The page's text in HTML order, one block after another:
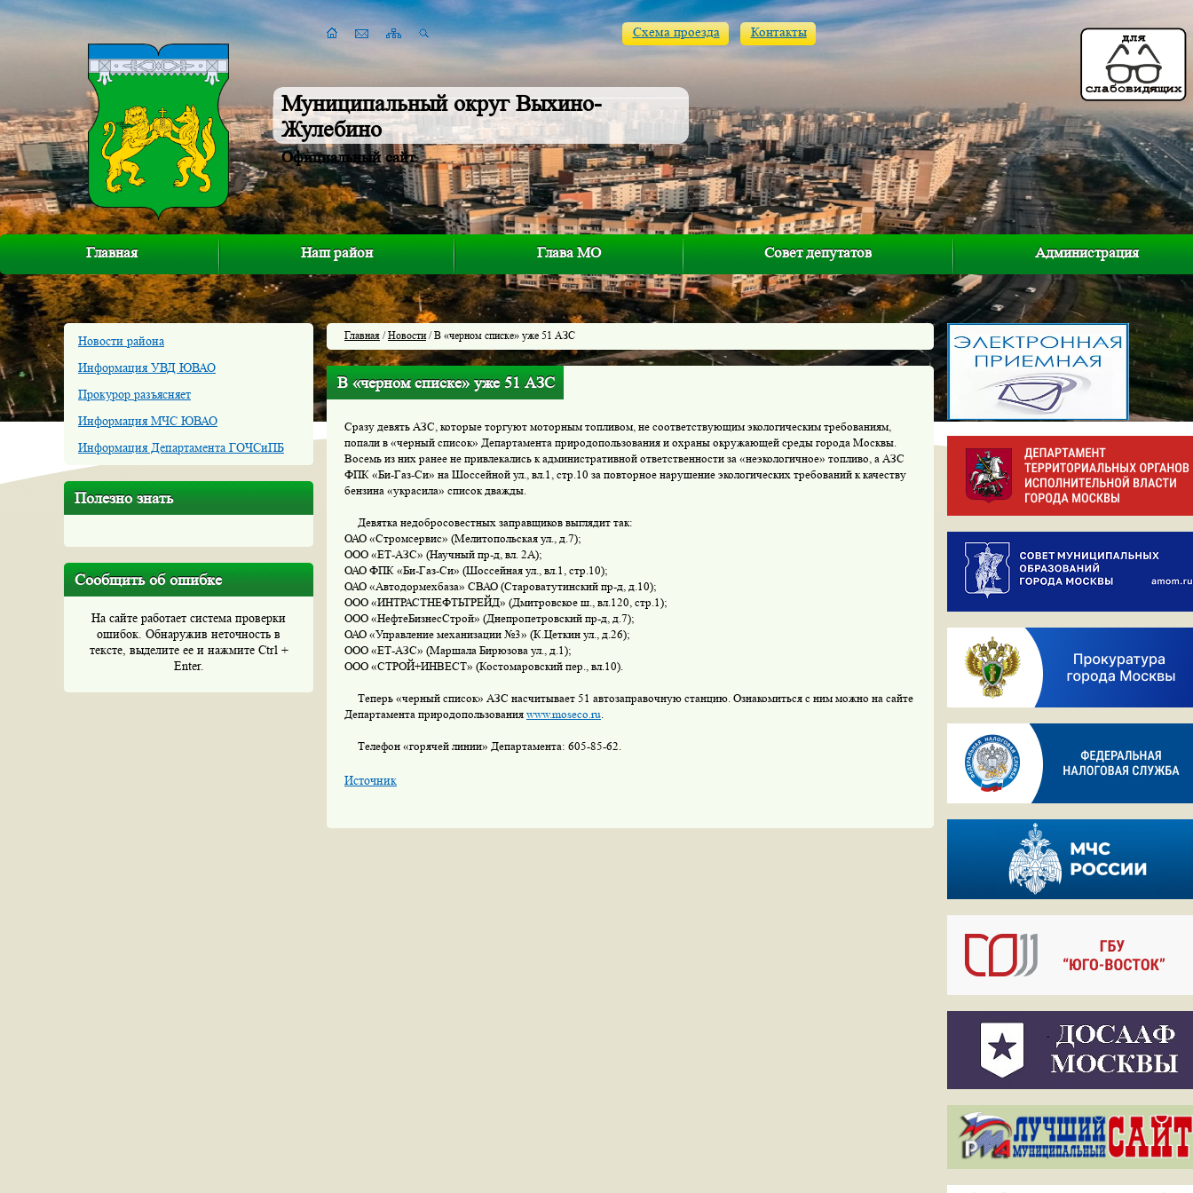
Муниципальный округ Выхино-
Жулебино
Официальный сайт
Схема проезда Контакты
Главная Наш район Глава МО Совет депутатов Администрация
Новости района
Информация УВД ЮВАО
Прокурор разъясняет
Информация МЧС ЮВАО
Информация Департамента ГОЧСиПБ
Полезно знать
Сообщить об ошибке
На сайте работает система проверки
ошибок. Обнаружив неточность в
тексте, выделите ее и нажмите Ctrl +
Enter.
Главная /Новости/ В «черном списке» уже 51 АЗС
В «черном списке» уже 51 АЗС
Сразу девять АЗС, которые торгуют моторным топливом, не соответствующим экологическим требованиям,
попали в «черный список» Департамента природопользования и охраны окружающей среды города Москвы.
Восемь из них ранее не привлекались к административной ответственности за «неэкологичное» топливо, а АЗС
ФПК «Би-Газ-Си» на Шоссейной ул., вл.1, стр.10 за повторное нарушение экологических требований к качеству
бензина «украсила» список дважды.
Девятка недобросовестных заправщиков выглядит так:
ОАО «Стромсервис» (Мелитопольская ул., д.7);
ООО «ЕТ-АЗС» (Научный пр-д, вл. 2А);
ОАО ФПК «Би-Газ-Си» (Шоссейная ул., вл.1, стр.10);
ОАО «Автодормехбаза» СВАО (Староватутинский пр-д, д.10);
ООО «ИНТРАСТНЕФТЬТРЕЙД» (Дмитровское ш., вл.120, стр.1);
ООО «НефтеБизнесСтрой» (Днепропетровский пр-д, д.7);
ОАО «Управление механизации №3» (К.Цеткин ул., д.26);
ООО «ЕТ-АЗС» (Маршала Бирюзова ул., д.1);
ООО «СТРОЙ+ИНВЕСТ» (Костомаровский пер., вл.10).
Теперь «черный список» АЗС насчитывает 51 автозаправочную станцию. Ознакомиться с ним можно на сайте
Департамента природопользования www.moseco.ru.
Телефон «горячей линии» Департамента: 605-85-62.
Источник